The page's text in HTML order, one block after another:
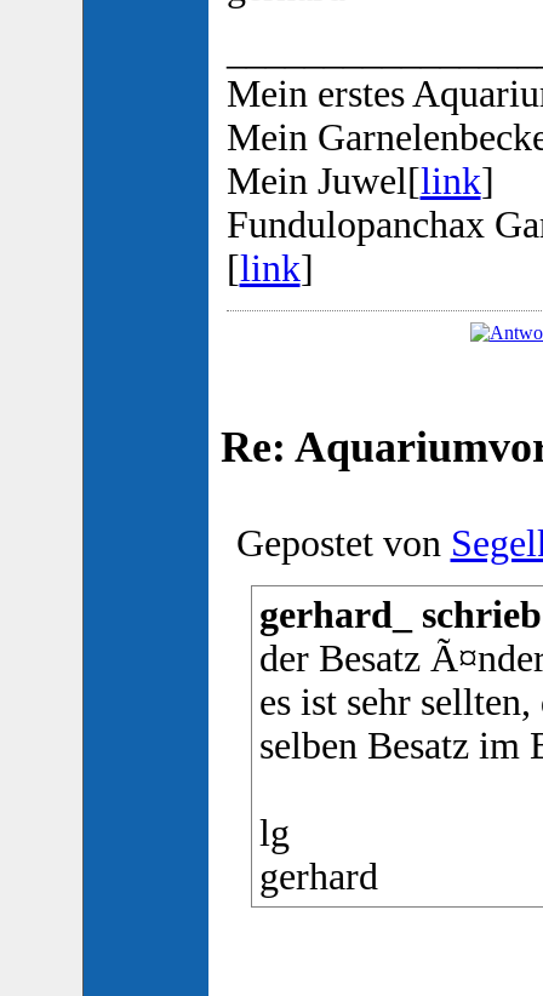
Mein erstes
Mein
Mein Juwel[link]
Fundulopanchax
[link]
Re:
Gepostet von
gerhard_
der Besatz
es ist sehr
selben Besatz im
lg
gerhard